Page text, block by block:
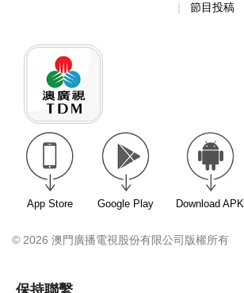
節目投稿
App Store Google Play Download APK
© 2026 澳門廣播電視股份有限公司版權所有
保持聯繫